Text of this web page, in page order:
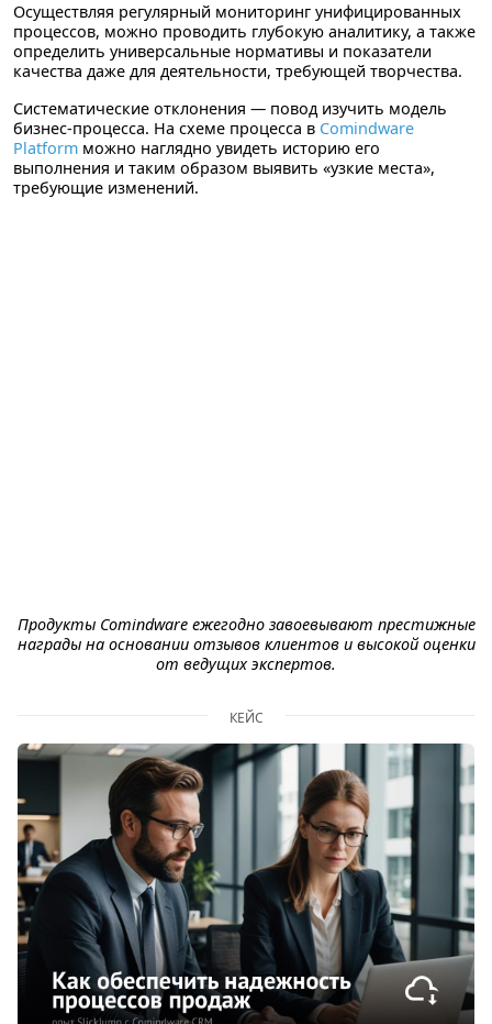
Осуществляя регулярный мониторинг унифицированных
процессов, можно проводить глубокую аналитику, а также
определить универсальные нормативы и показатели
качества даже для деятельности, требующей творчества.
Систематические отклонения — повод изучить модель
бизнес-процесса. На схеме процесса в Comindware
Platform можно наглядно увидеть историю его
выполнения и таким образом выявить «узкие места»,
требующие изменений.
Продукты Comindware ежегодно завоевывают престижные
награды на основании отзывов клиентов и высокой оценки
от ведущих экспертов.
КЕЙС